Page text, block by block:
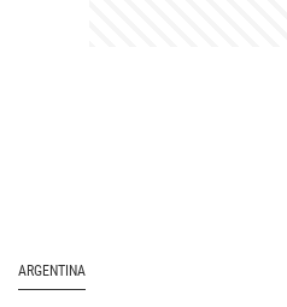
ARGENTINA